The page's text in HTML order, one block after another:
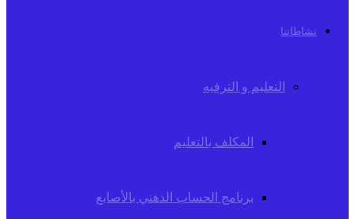
نشاطاتنا
التعليم و الترفيه
المكلف بالتعليم
برنامج الحساب الذهني بالأصابع